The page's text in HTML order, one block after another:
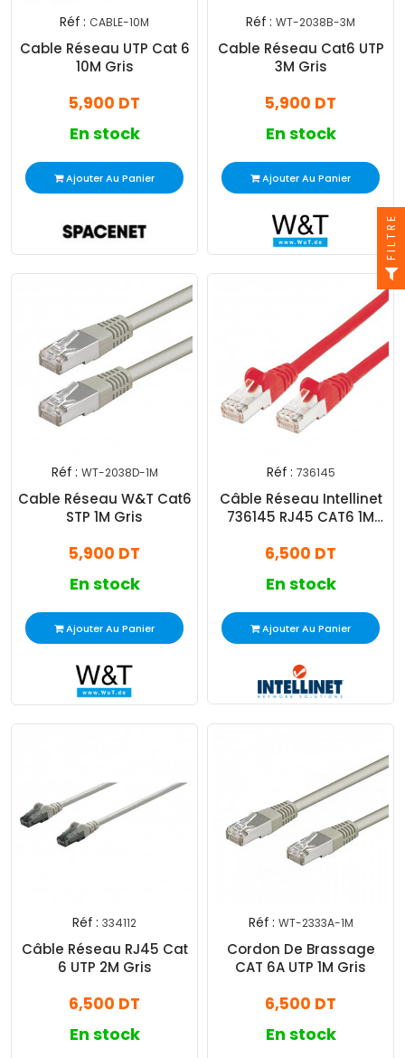
Réf : CABLE-10M
Cable Réseau UTP Cat 6
10M Gris
5,900 DT
En stock
Ajouter Au Panier
Réf : WT-2038B-3M
Cable Réseau Cat6 UTP
3M Gris
5,900 DT
En stock
Ajouter Au Panier
Réf : WT-2038D-1M
Cable Réseau W&T Cat6
STP 1M Gris
5,900 DT
En stock
Ajouter Au Panier
Réf : 736145
Câble Réseau Intellinet
736145 RJ45 CAT6 1M
6,500 DT
En stock
Ajouter Au Panier
Réf : 334112
Câble Réseau RJ45 Cat
6 UTP 2M Gris
6,500 DT
En stock
Réf : WT-2333A-1M
Cordon De Brassage
CAT 6A UTP 1M Gris
6,500 DT
En stock
FILTRE